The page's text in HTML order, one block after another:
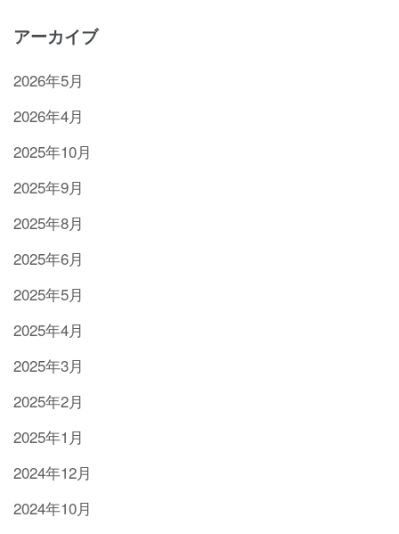
アーカイブ
2026年5月
2026年4月
2025年10月
2025年9月
2025年8月
2025年6月
2025年5月
2025年4月
2025年3月
2025年2月
2025年1月
2024年12月
2024年10月